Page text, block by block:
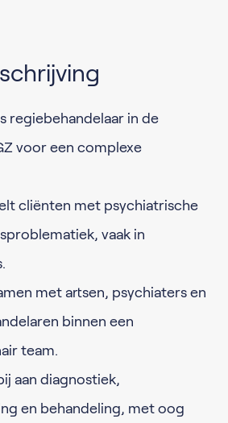
regiebehandelaar in de
voor een complexe
cliënten met psychiatrische
vaak in
met artsen, psychiaters en
binnen een
team.
aan diagnostiek,
en behandeling, met oog